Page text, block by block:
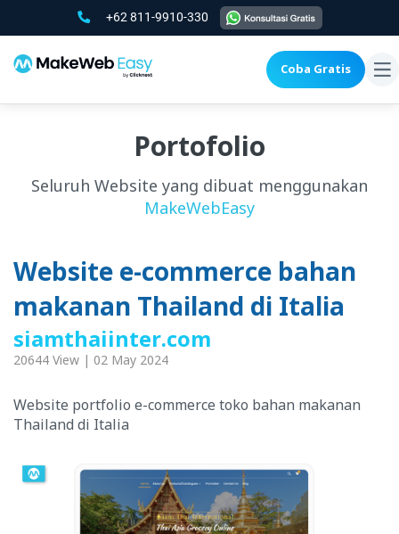
+62 811-9910-330
Coba Gratis
Portofolio
Seluruh Website yang dibuat menggunakan
MakeWebEasy
Website e-commerce bahan
makanan Thailand di Italia
siamthaiinter.com
20644 View | 02 May 2024
Website portfolio e-commerce toko bahan makanan
Thailand di Italia